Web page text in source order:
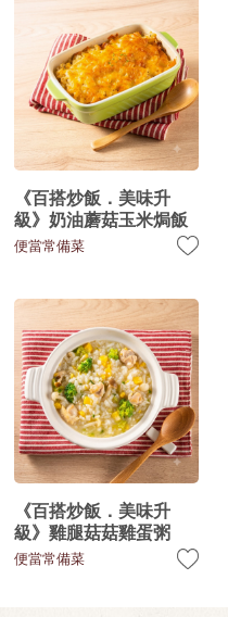
《百搭炒飯．美味升
級》奶油蘑菇玉米焗飯
便當常備菜
《百搭炒飯．美味升
級》雞腿菇菇雞蛋粥
便當常備菜